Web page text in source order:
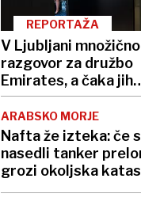
REPORTAŽA
V Ljubljani
razgovor za družbo
Emirates, a čaka jih
zahtevna pot do
službe
ARABSKO MORJE
Nafta že izteka: če
nasedli tanker
grozi okoljska